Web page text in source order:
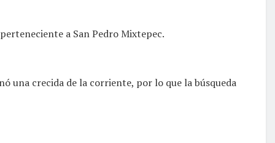
a San Pedro Mixtepec.
una crecida de la corriente, por lo que la búsqueda